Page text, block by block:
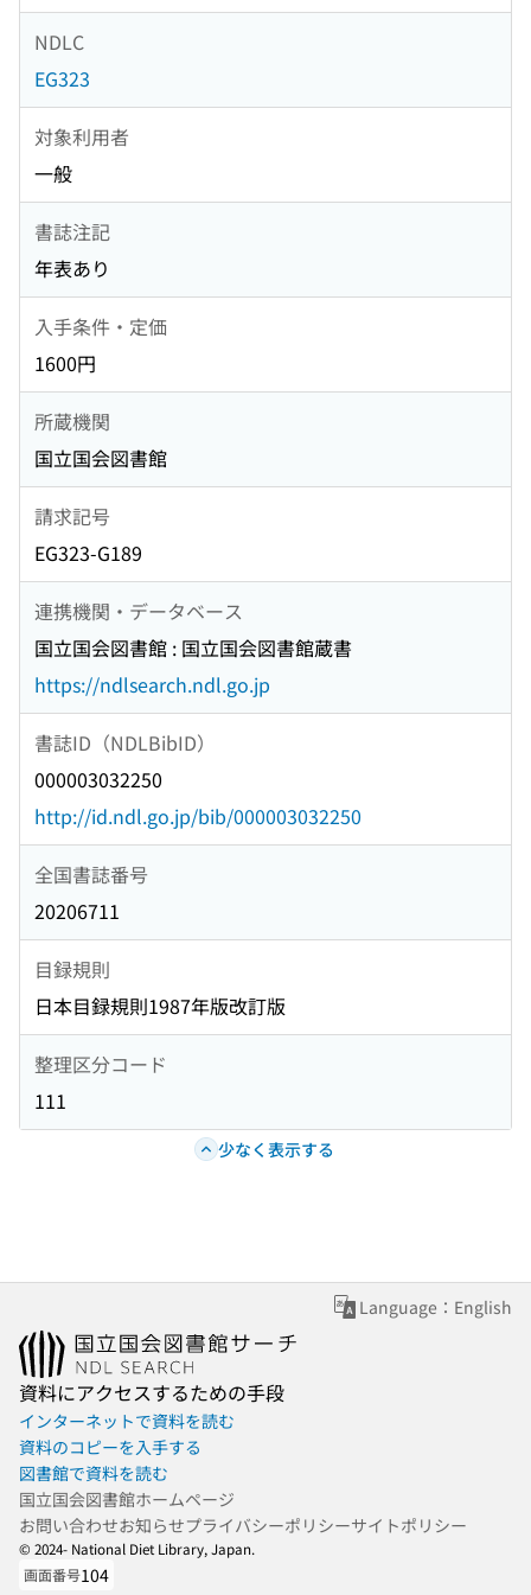
NDLC
EG323
対象利用者
一般
書誌注記
年表あり
入手条件・定価
1600円
所蔵機関
国立国会図書館
請求記号
EG323-G189
連携機関・データベース
国立国会図書館 : 国立国会図書館蔵書
https://ndlsearch.ndl.go.jp
書誌ID（NDLBibID）
000003032250
http://id.ndl.go.jp/bib/000003032250
全国書誌番号
20206711
目録規則
日本目録規則1987年版改訂版
整理区分コード
111
少なく表示する
Language：English
資料にアクセスするための手段
インターネットで資料を読む
資料のコピーを入手する
図書館で資料を読む
国立国会図書館ホームページ
お問い合わせお知らせプライバシーポリシーサイトポリシー
© 2024- National Diet Library, Japan.
画面番号104